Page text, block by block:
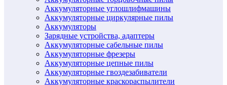
Аккумуляторные углошлифмашины
Аккумуляторные циркулярные пилы
Аккумуляторы
Зарядные устройства, адаптеры
Аккумуляторные сабельные пилы
Аккумуляторные фрезеры
Аккумуляторные цепные пилы
Аккумуляторные гвоздезабиватели
Аккумуляторные краскораспылители